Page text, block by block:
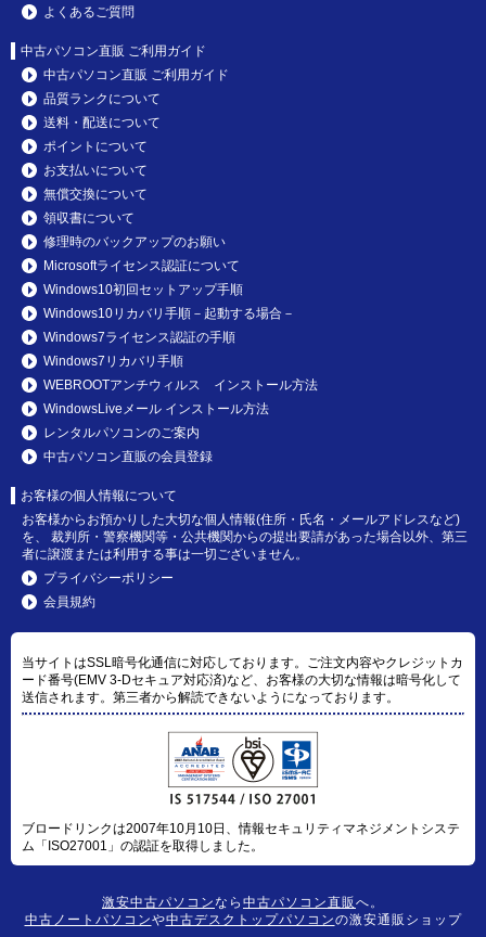
よくあるご質問
中古パソコン直販 ご利用ガイド
中古パソコン直販 ご利用ガイド
品質ランクについて
送料・配送について
ポイントについて
お支払いについて
無償交換について
領収書について
修理時のバックアップのお願い
Microsoftライセンス認証について
Windows10初回セットアップ手順
Windows10リカバリ手順－起動する場合－
Windows7ライセンス認証の手順
Windows7リカバリ手順
WEBROOTアンチウィルス インストール方法
WindowsLiveメール インストール方法
レンタルパソコンのご案内
中古パソコン直販の会員登録
お客様の個人情報について
お客様からお預かりした大切な個人情報(住所・氏名・メールアドレスなど)
を、 裁判所・警察機関等・公共機関からの提出要請があった場合以外、第三
者に譲渡または利用する事は一切ございません。
プライバシーポリシー
会員規約
当サイトはSSL暗号化通信に対応しております。ご注文内容やクレジットカ
ード番号(EMV 3-Dセキュア対応済)など、お客様の大切な情報は暗号化して
送信されます。第三者から解読できないようになっております。
ブロードリンクは2007年10月10日、情報セキュリティマネジメントシステ
ム「ISO27001」の認証を取得しました。
激安中古パソコンなら 中古パソコン直販 へ。
中古ノートパソコンや中古デスクトップパソコンの激安通販ショップ